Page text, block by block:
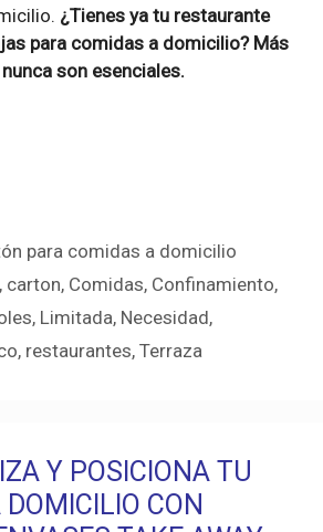
¿Tienes ya tu restaurante
para comidas a domicilio? Más
son esenciales.
para comidas a domicilio
, carton, Comidas, Confinamiento,
, Limitada, Necesidad,
, restaurantes, Terraza
Y POSICIONA TU
DOMICILIO CON